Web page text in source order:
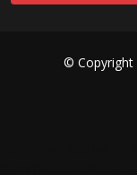
© Copyright